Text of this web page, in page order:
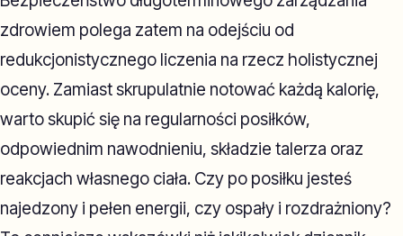
zdrowiem polega zatem na odejściu od
redukcjonistycznego liczenia na rzecz holistycznej
oceny. Zamiast skrupulatnie notować każdą kalorię,
warto skupić się na regularności posiłków,
odpowiednim nawodnieniu, składzie talerza oraz
reakcjach własnego ciała. Czy po posiłku jesteś
najedzony i pełen energii, czy ospały i rozdrażniony?